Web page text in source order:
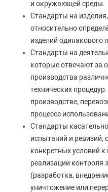
и окружающей среды.
Стандарты на
относительно
изделий одинакового
Стандарты на
которые отвечают за
производства
технических
производстве,
процессе
Стандарты
испытаний и ревизий,
конкретных условий
реализации контроля
(разработка,
уничтожение или